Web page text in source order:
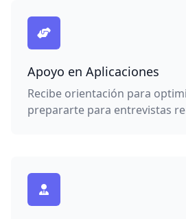
Apoyo en Aplicaciones
Recibe orientación para
prepararte para entrevistas